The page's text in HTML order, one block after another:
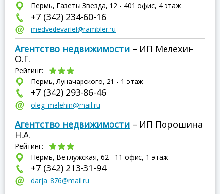
Пермь, Газеты Звезда, 12 - 401 офис, 4 этаж
+7 (342) 234-60-16
medvedevariel@rambler.ru
Агентство недвижимости – ИП Мелехин
О.Г.
Рейтинг:
Пермь, Луначарского, 21 - 1 этаж
+7 (342) 293-86-46
oleg_melehin@mail.ru
Агентство недвижимости – ИП Порошина
Н.А.
Рейтинг:
Пермь, Ветлужская, 62 - 11 офис, 1 этаж
+7 (342) 213-31-94
darja_876@mail.ru